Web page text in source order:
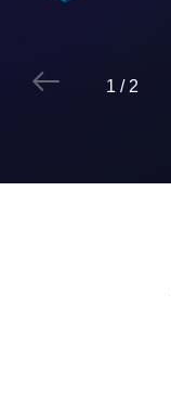
2 / 2
